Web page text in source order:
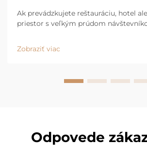
Ak prevádzkujete reštauráciu, hotel
priestor s veľkým prúdom
neustále. Ľudia celý deň vklzávajú do
vychádzajú z nich. Stoličky sa
Zobraziť viac
Odpovede